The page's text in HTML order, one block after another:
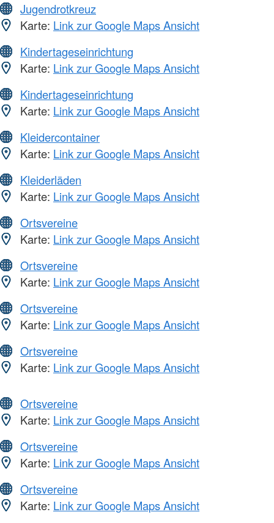
Jugendrotkreuz
Karte: Link zur Google Maps Ansicht
Kindertageseinrichtung
Karte: Link zur Google Maps Ansicht
Kindertageseinrichtung
Karte: Link zur Google Maps Ansicht
Kleidercontainer
Karte: Link zur Google Maps Ansicht
Kleiderläden
Karte: Link zur Google Maps Ansicht
Ortsvereine
Karte: Link zur Google Maps Ansicht
Ortsvereine
Karte: Link zur Google Maps Ansicht
Ortsvereine
Karte: Link zur Google Maps Ansicht
Ortsvereine
Karte: Link zur Google Maps Ansicht
Ortsvereine
Karte: Link zur Google Maps Ansicht
Ortsvereine
Karte: Link zur Google Maps Ansicht
Ortsvereine
Karte: Link zur Google Maps Ansicht